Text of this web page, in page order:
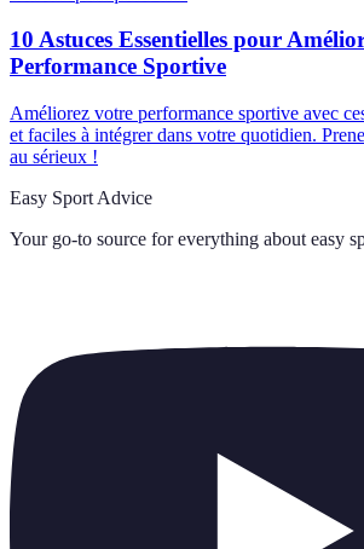
10 Astuces Essentielles pour
Performance Sportive
Améliorez votre performance sportive avec
et faciles à intégrer dans votre quotidien.
au sérieux !
Easy Sport Advice
Your go-to source for everything about easy